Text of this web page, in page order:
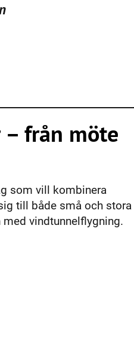
– från möte
som vill kombinera
till både små och stora
vindtunnelflygning.